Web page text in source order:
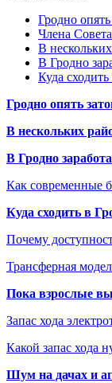
Гродно
Члена
В
В Гродно
Куда
Гродно опять
В нескольких
В Гродно
Как современные
Куда сходить в
Почему
Трансферная
Пока взрослые
Запас хода
Какой запас хода
Шум на дачах и